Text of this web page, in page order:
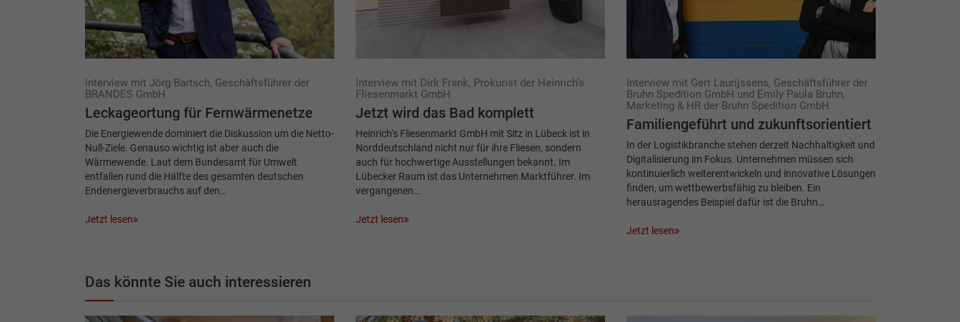
Interview mit Jörg Bartsch, Geschäftsführer der
BRANDES GmbH
Leckageortung für Fernwärmenetze
Die Energiewende dominiert die Diskussion um die Netto-
Null-Ziele. Genauso wichtig ist aber auch die
Wärmewende. Laut dem Bundesamt für Umwelt
entfallen rund die Hälfte des gesamten deutschen
Endenergieverbrauchs auf den…
Jetzt lesen
Interview mit Dirk Frank, Prokurist der Heinrich‘s
Fliesenmarkt GmbH
Jetzt wird das Bad komplett
Heinrich‘s Fliesenmarkt GmbH mit Sitz in Lübeck ist in
Norddeutschland nicht nur für ihre Fliesen, sondern
auch für hochwertige Ausstellungen bekannt. Im
Lübecker Raum ist das Unternehmen Marktführer. Im
vergangenen…
Jetzt lesen
Interview mit Gert Laurijssens, Geschäftsführer der
Bruhn Spedition GmbH und Emily Paula Bruhn,
Marketing & HR der Bruhn Spedition GmbH
Familiengeführt und zukunftsorientiert
In der Logistikbranche stehen derzeit Nachhaltigkeit und
Digitalisierung im Fokus. Unternehmen müssen sich
kontinuierlich weiterentwickeln und innovative Lösungen
finden, um wettbewerbsfähig zu bleiben. Ein
herausragendes Beispiel dafür ist die Bruhn…
Jetzt lesen
Das könnte Sie auch interessieren